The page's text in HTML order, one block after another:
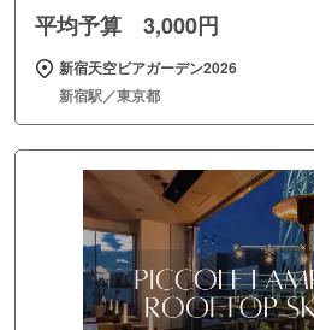
平均予算 3,000円
新宿天空ビアガーデン2026
新宿駅／東京都